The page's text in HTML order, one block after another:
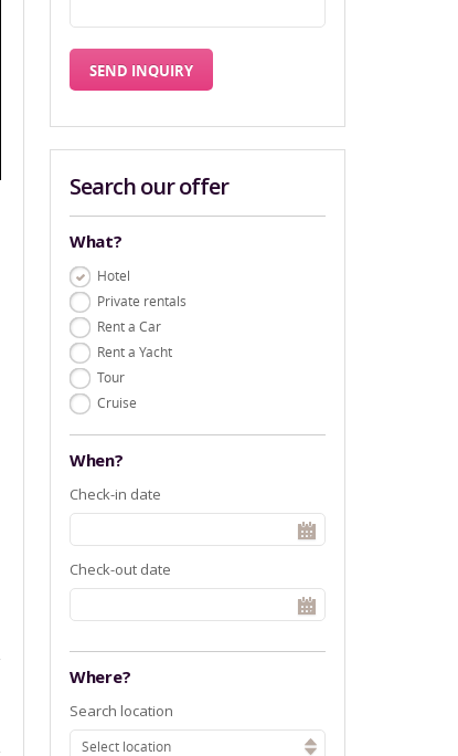
Search our offer
What?
Hotel
Private rentals
Rent a Car
Rent a Yacht
Tour
Cruise
When?
Check-in date
Check-out date
Where?
Search location
Select location